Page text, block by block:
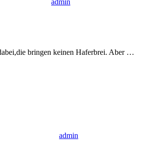
admin
bringen keinen Haferbrei. Aber …
admin